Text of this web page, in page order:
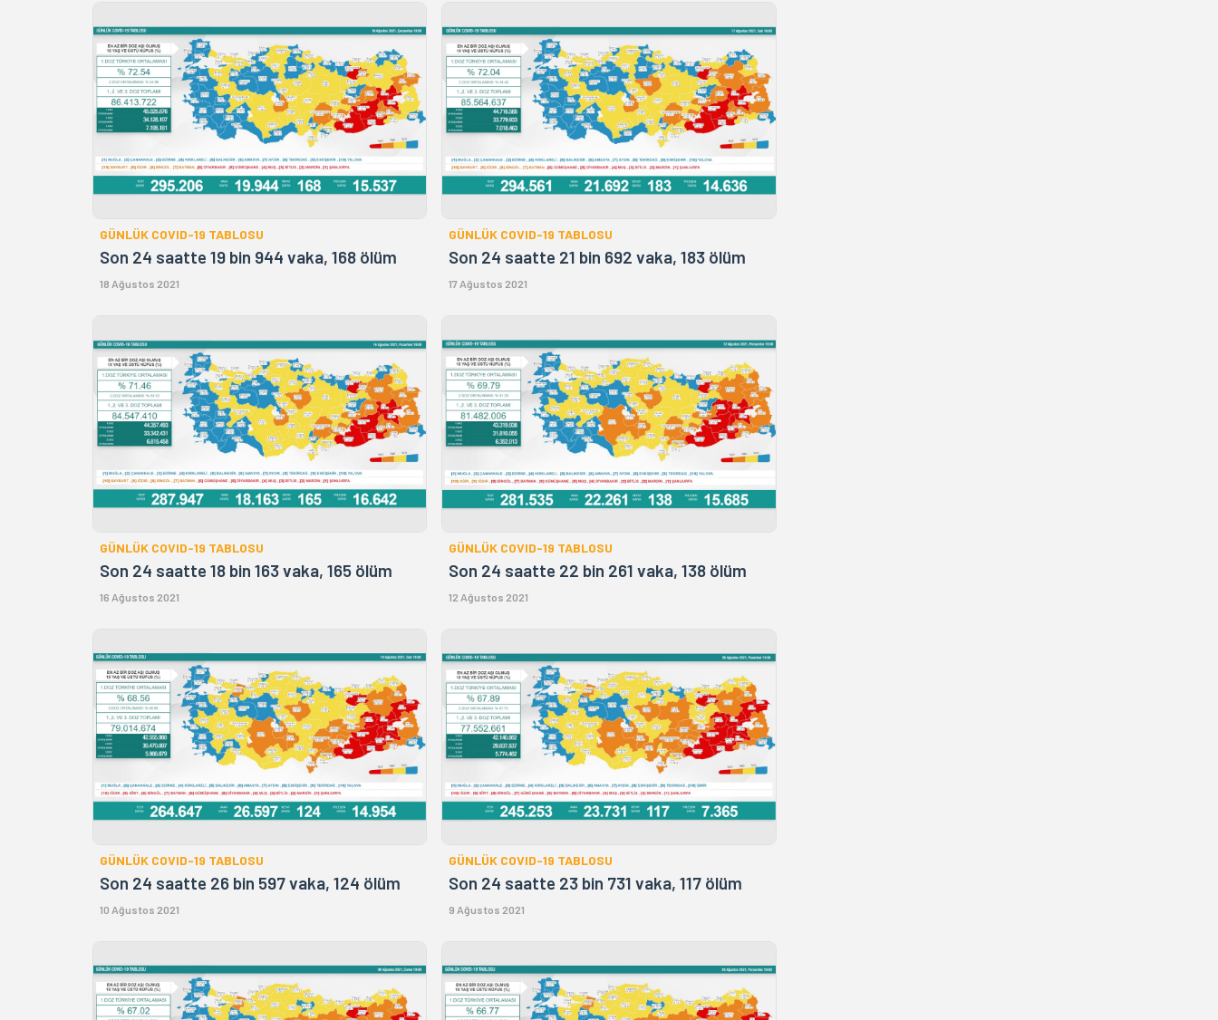
GÜNLÜK COVID-19 TABLOSU
Son 24 saatte 19 bin 944 vaka, 168 ölüm
18 Ağustos 2021
GÜNLÜK COVID-19 TABLOSU
Son 24 saatte 21 bin 692 vaka, 183 ölüm
17 Ağustos 2021
GÜNLÜK COVID-19 TABLOSU
Son 24 saatte 18 bin 163 vaka, 165 ölüm
16 Ağustos 2021
GÜNLÜK COVID-19 TABLOSU
Son 24 saatte 22 bin 261 vaka, 138 ölüm
12 Ağustos 2021
GÜNLÜK COVID-19 TABLOSU
Son 24 saatte 26 bin 597 vaka, 124 ölüm
10 Ağustos 2021
GÜNLÜK COVID-19 TABLOSU
Son 24 saatte 23 bin 731 vaka, 117 ölüm
9 Ağustos 2021